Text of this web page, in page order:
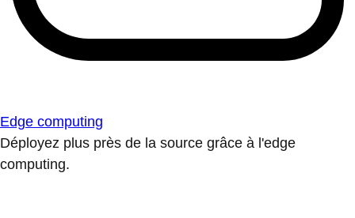
Edge computing
Déployez plus près de la source grâce à l'edge
computing.